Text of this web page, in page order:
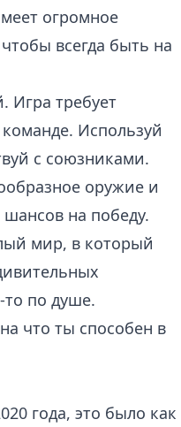
огромное
всегда быть на
Игра требует
Используй
с союзниками.
оружие и
на победу.
мир, в который
то по душе.
что ты способен в
года, это было как